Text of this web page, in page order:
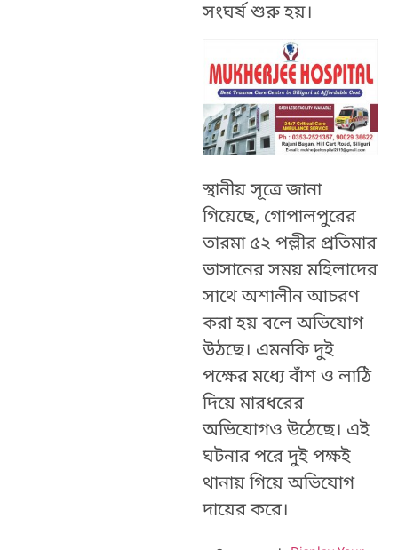
সংঘর্ষ শুরু হয়।
স্থানীয় সূত্রে জানা
গিয়েছে, গোপালপুরের
তারমা ৫২ পল্লীর প্রতিমার
ভাসানের সময় মহিলাদের
সাথে অশালীন আচরণ
করা হয় বলে অভিযোগ
উঠছে। এমনকি দুই
পক্ষের মধ্যে বাঁশ ও লাঠি
দিয়ে মারধরের
অভিযোগও উঠেছে। এই
ঘটনার পরে দুই পক্ষই
থানায় গিয়ে অভিযোগ
দায়ের করে।